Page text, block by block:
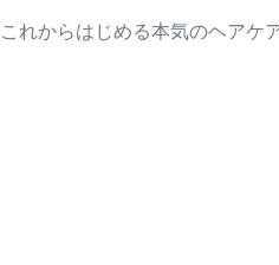
これからはじめる本気のヘア